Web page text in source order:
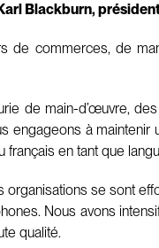
Blackburn,
de commerces, de
de main-d’œuvre,
engageons à
français en tant que
organisations se sont
Nous avons
qualité.